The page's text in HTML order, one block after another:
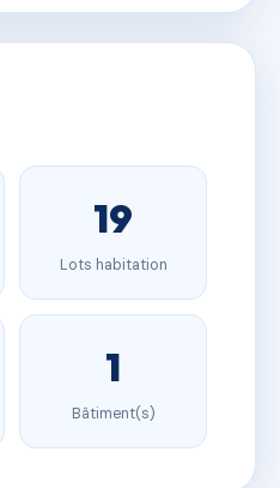
19
Lots habitation
1
Bâtiment(s)